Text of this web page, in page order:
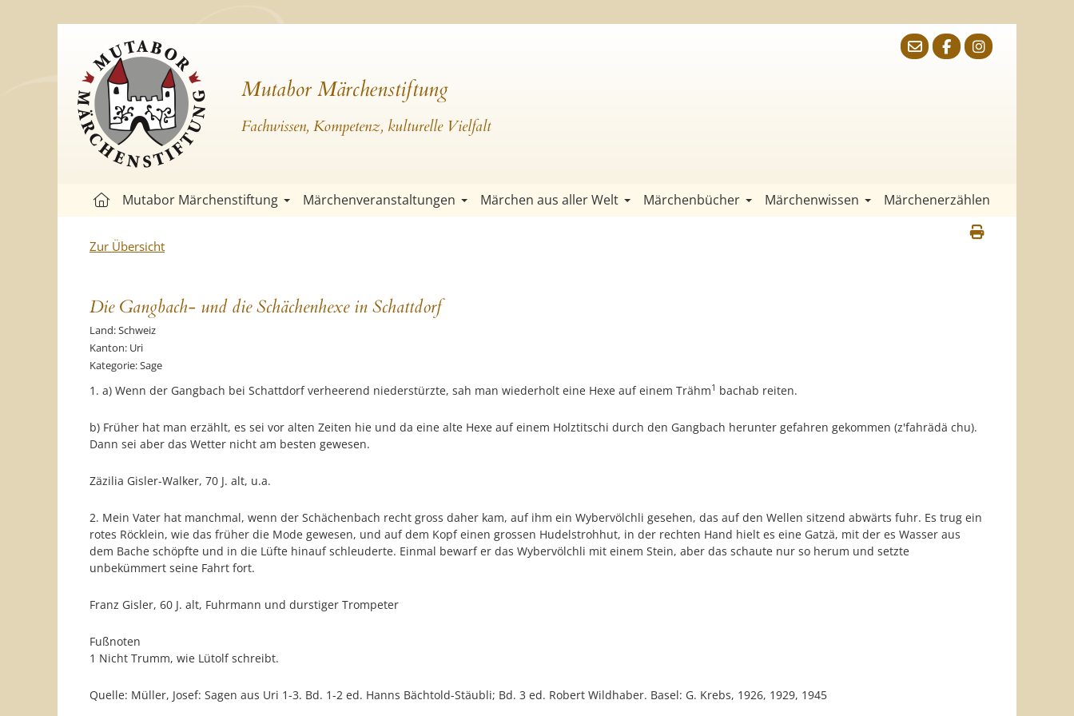
Mutabor Märchenstiftung
Fachwissen, Kompetenz, kulturelle Vielfalt
Mutabor Märchenstiftung Märchenveranstaltungen Märchen aus aller Welt Märchenbücher Märchenwissen Märchenerzählen
Zur Übersicht
Die Gangbach- und die Schächenhexe in Schattdorf
Land: Schweiz
Kanton: Uri
Kategorie: Sage
1. a) Wenn der Gangbach bei Schattdorf verheerend niederstürzte, sah man wiederholt eine Hexe auf einem Trähm1 bachab reiten.
b) Früher hat man erzählt, es sei vor alten Zeiten hie und da eine alte Hexe auf einem Holztitschi durch den Gangbach herunter gefahren gekommen (z'fahrädä chu).
Dann sei aber das Wetter nicht am besten gewesen.
Zäzilia Gisler-Walker, 70 J. alt, u.a.
2. Mein Vater hat manchmal, wenn der Schächenbach recht gross daher kam, auf ihm ein Wybervölchli gesehen, das auf den Wellen sitzend abwärts fuhr. Es trug ein
rotes Röcklein, wie das früher die Mode gewesen, und auf dem Kopf einen grossen Hudelstrohhut, in der rechten Hand hielt es eine Gatzä, mit der es Wasser aus
dem Bache schöpfte und in die Lüfte hinauf schleuderte. Einmal bewarf er das Wybervölchli mit einem Stein, aber das schaute nur so herum und setzte
unbekümmert seine Fahrt fort.
Franz Gisler, 60 J. alt, Fuhrmann und durstiger Trompeter
Fußnoten
1 Nicht Trumm, wie Lütolf schreibt.
Quelle: Müller, Josef: Sagen aus Uri 1-3. Bd. 1-2 ed. Hanns Bächtold-Stäubli; Bd. 3 ed. Robert Wildhaber. Basel: G. Krebs, 1926, 1929, 1945